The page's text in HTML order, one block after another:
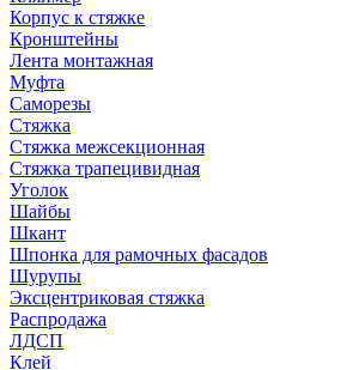
Корпус к стяжке
Кронштейны
Лента монтажная
Муфта
Саморезы
Стяжка
Стяжка межсекционная
Стяжка трапецивидная
Уголок
Шайбы
Шкант
Шпонка для рамочных фасадов
Шурупы
Эксцентриковая стяжка
Распродажа
ЛДСП
Клей